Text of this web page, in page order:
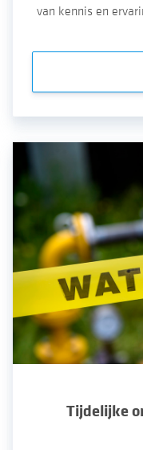
van kennis en
Tijdelijke